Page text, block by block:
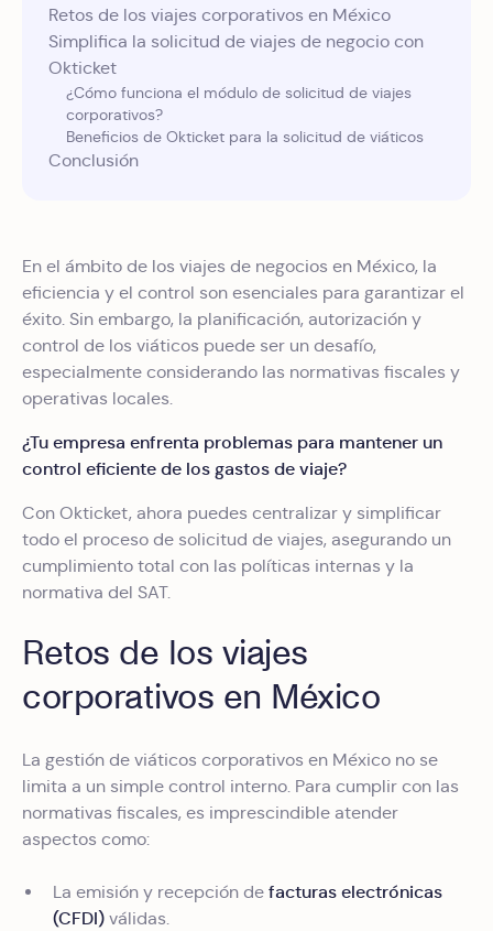
Retos de los viajes corporativos en México
Simplifica la solicitud de viajes de negocio con
Okticket
¿Cómo funciona el módulo de solicitud de viajes
corporativos?
Beneficios de Okticket para la solicitud de viáticos
Conclusión
En el ámbito de los viajes de negocios en México, la
eficiencia y el control son esenciales para garantizar el
éxito. Sin embargo, la planificación, autorización y
control de los viáticos puede ser un desafío,
especialmente considerando las normativas fiscales y
operativas locales.
¿Tu empresa enfrenta problemas para mantener un
control eficiente de los gastos de viaje?
Con Okticket, ahora puedes centralizar y simplificar
todo el proceso de solicitud de viajes, asegurando un
cumplimiento total con las políticas internas y la
normativa del SAT.
Retos de los viajes
corporativos en México
La gestión de viáticos corporativos en México no se
limita a un simple control interno. Para cumplir con las
normativas fiscales, es imprescindible atender
aspectos como:
La emisión y recepción de facturas electrónicas
(CFDI) válidas.